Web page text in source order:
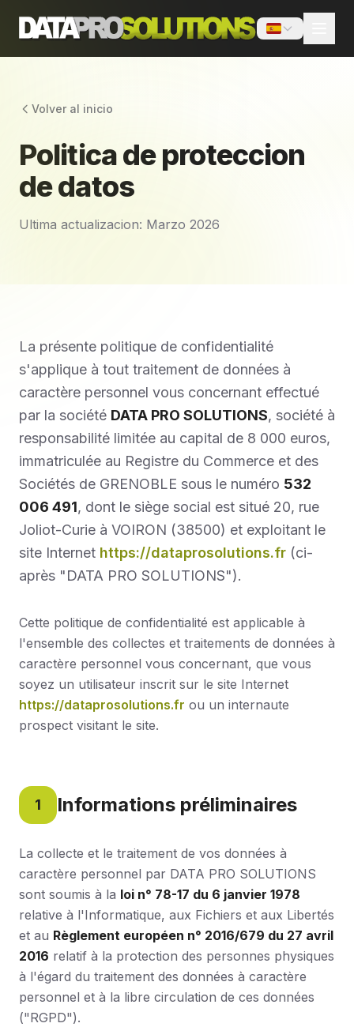
Volver al inicio
Politica de proteccion
de datos
Ultima actualizacion: Marzo 2026
La présente politique de confidentialité
s'applique à tout traitement de données à
caractère personnel vous concernant effectué
par la société DATA PRO SOLUTIONS, société à
responsabilité limitée au capital de 8 000 euros,
immatriculée au Registre du Commerce et des
Sociétés de GRENOBLE sous le numéro 532
006 491, dont le siège social est situé 20, rue
Joliot-Curie à VOIRON (38500) et exploitant le
site Internet https://dataprosolutions.fr (ci-
après "DATA PRO SOLUTIONS").
Cette politique de confidentialité est applicable à
l'ensemble des collectes et traitements de données à
caractère personnel vous concernant, que vous
soyez un utilisateur inscrit sur le site Internet
https://dataprosolutions.fr ou un internaute
prospect visitant le site.
1 Informations préliminaires
La collecte et le traitement de vos données à
caractère personnel par DATA PRO SOLUTIONS
sont soumis à la loi n° 78-17 du 6 janvier 1978
relative à l'Informatique, aux Fichiers et aux Libertés
et au Règlement européen n° 2016/679 du 27 avril
2016 relatif à la protection des personnes physiques
à l'égard du traitement des données à caractère
personnel et à la libre circulation de ces données
("RGPD").